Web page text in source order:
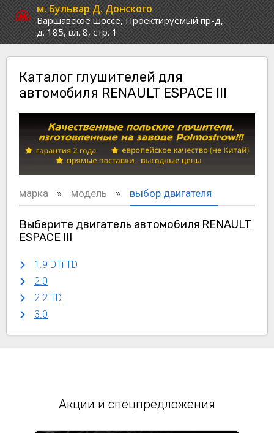
м. Бульвар Д. Донского
Варшавское шоссе,Проектируемый пр-д,
д. 185, вл. 8, стр. 1
Каталог глушителей для
автомобиля RENAULT ESPACE III
марка модель выбор двигателя
Выберите двигатель автомобиля RENAULT
ESPACE III
1.9 DTi TD
2.0
2.2 TD
3.0
Акции и спецпредложения